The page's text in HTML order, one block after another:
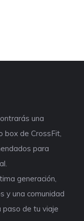
una
box de CrossFit,
para
generación,
y una comunidad
paso de tu viaje